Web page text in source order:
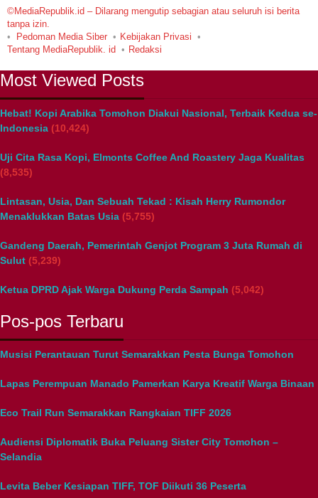
©MediaRepublik.id – Dilarang mengutip sebagian atau seluruh isi berita
tanpa izin.
Pedoman Media Siber
Kebijakan Privasi
Tentang MediaRepublik. id
Redaksi
Most Viewed Posts
Hebat! Kopi Arabika Tomohon Diakui Nasional, Terbaik Kedua se-
Indonesia (10,424)
Uji Cita Rasa Kopi, Elmonts Coffee And Roastery Jaga Kualitas
(8,535)
Lintasan, Usia, Dan Sebuah Tekad : Kisah Herry Rumondor
Menaklukkan Batas Usia (5,755)
Gandeng Daerah, Pemerintah Genjot Program 3 Juta Rumah di
Sulut (5,239)
Ketua DPRD Ajak Warga Dukung Perda Sampah (5,042)
Pos-pos Terbaru
Musisi Perantauan Turut Semarakkan Pesta Bunga Tomohon
Lapas Perempuan Manado Pamerkan Karya Kreatif Warga Binaan
Eco Trail Run Semarakkan Rangkaian TIFF 2026
Audiensi Diplomatik Buka Peluang Sister City Tomohon –
Selandia
Levita Beber Kesiapan TIFF, TOF Diikuti 36 Peserta